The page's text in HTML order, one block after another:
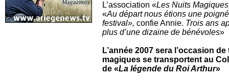
L’association «Les Nuits
«Au départ nous étions une
festival», confie Annie. Trois ans
plus d’une dizaine de bénévoles»
L’année 2007 sera l’occasion
magiques se transportent au
de «La légende du Roi Arthur»